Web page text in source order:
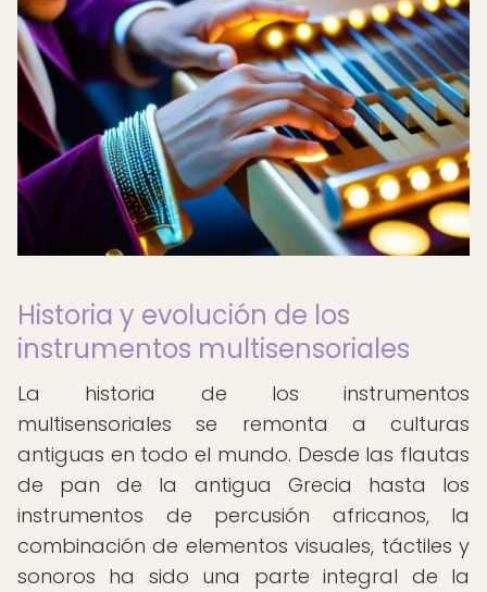
Historia y evolución de los
instrumentos multisensoriales
La historia de los instrumentos
multisensoriales se remonta a culturas
antiguas en todo el mundo. Desde las flautas
de pan de la antigua Grecia hasta los
instrumentos de percusión africanos, la
combinación de elementos visuales, táctiles y
sonoros ha sido una parte integral de la